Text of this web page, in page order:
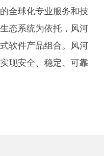
全球化专业服务和技
态系统为依托，风河
软件产品组合。风河
现安全、稳定、可靠